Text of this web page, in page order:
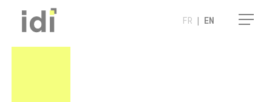
FR | EN
Cookies management panel